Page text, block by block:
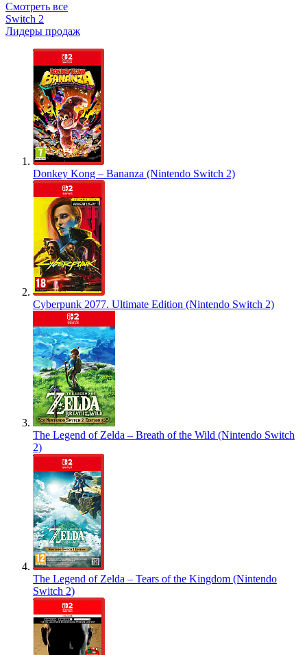
Смотреть все
Switch 2
Лидеры продаж
Donkey Kong – Bananza (Nintendo Switch 2)
Cyberpunk 2077. Ultimate Edition (Nintendo Switch 2)
The Legend of Zelda – Breath of the Wild (Nintendo Switch
2)
The Legend of Zelda – Tears of the Kingdom (Nintendo
Switch 2)